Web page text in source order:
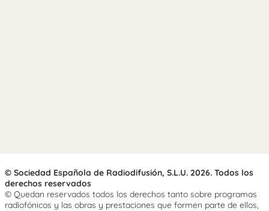
© Sociedad Española de Radiodifusión, S.L.U. 2026. Todos los
derechos reservados
© Quedan reservados todos los derechos tanto sobre programas
radiofónicos y las obras y prestaciones que formen parte de ellos,